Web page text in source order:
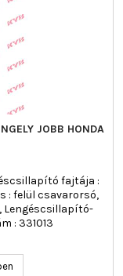
JOBB HONDA
fajtája :
: felül csavarorsó,
Lengéscsillapító-
: 331013